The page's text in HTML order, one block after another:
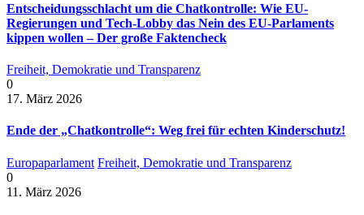
Entscheidungsschlacht um die Chatkontrolle: Wie EU-
Regierungen und Tech-Lobby das Nein des EU-Parlaments
kippen wollen – Der große Faktencheck
Freiheit, Demokratie und Transparenz
0
17. März 2026
Ende der „Chatkontrolle“: Weg frei für echten Kinderschutz!
Europaparlament Freiheit, Demokratie und Transparenz
0
11. März 2026